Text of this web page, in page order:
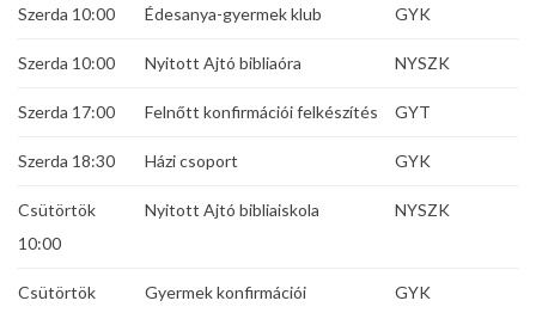
Szerda 10:00 Édesanya-gyermek klub GYK
Szerda 10:00 Nyitott Ajtó bibliaóra NYSZK
Szerda 17:00 Felnőtt konfirmációi felkészítés GYT
Szerda 18:30 Házi csoport GYK
Csütörtök
10:00
Nyitott Ajtó bibliaiskola NYSZK
Csütörtök
Gyermek konfirmációi
GYK